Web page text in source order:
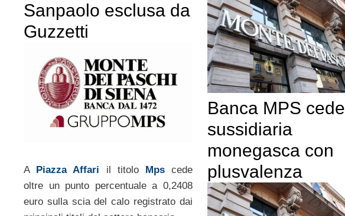
Sanpaolo esclusa da
Guzzetti
A Piazza Affari il titolo Mpscede
oltre un punto percentuale a 0,2408
euro sulla scia del calo registrato dai
Banca MPS cede
sussidiaria
monegasca con
plusvalenza